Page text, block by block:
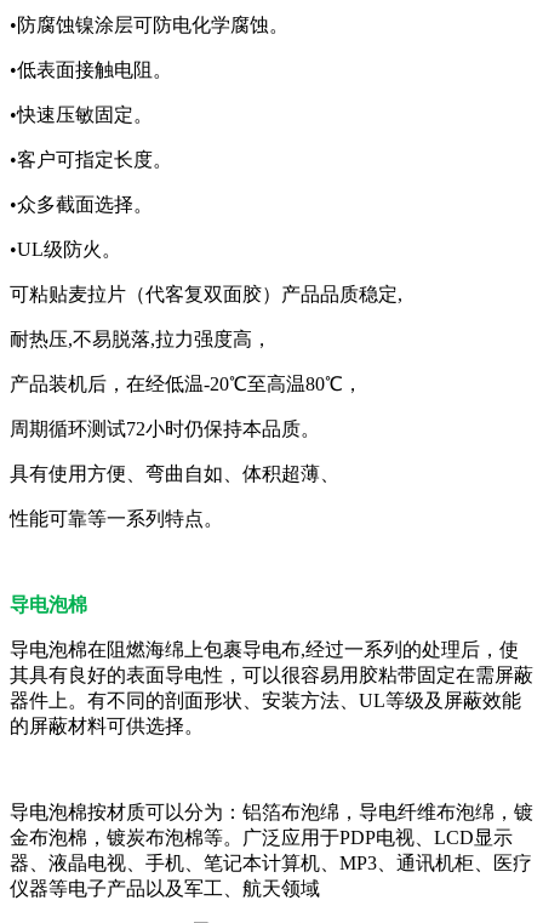
•防腐蚀镍涂层可防电化学腐蚀。
•低表面接触电阻。
•快速压敏固定。
•客户可指定长度。
•众多截面选择。
•UL级防火。
可粘贴麦拉片（代客复双面胶）产品品质稳定,
耐热压,不易脱落,拉力强度高，
产品装机后，在经低温-20℃至高温80℃，
周期循环测试72小时仍保持本品质。
具有使用方便、弯曲自如、体积超薄、
性能可靠等一系列特点。
导电泡棉
导电泡棉在阻燃海绵上包裹导电布,经过一系列的处理后，使
其具有良好的表面导电性，可以很容易用胶粘带固定在需屏蔽
器件上。有不同的剖面形状、安装方法、UL等级及屏蔽效能
的屏蔽材料可供选择。
导电泡棉按材质可以分为：铝箔布泡绵，导电纤维布泡绵，镀
金布泡棉，镀炭布泡棉等。广泛应用于PDP电视、LCD显示
器、液晶电视、手机、笔记本计算机、MP3、通讯机柜、医疗
仪器等电子产品以及军工、航天领域